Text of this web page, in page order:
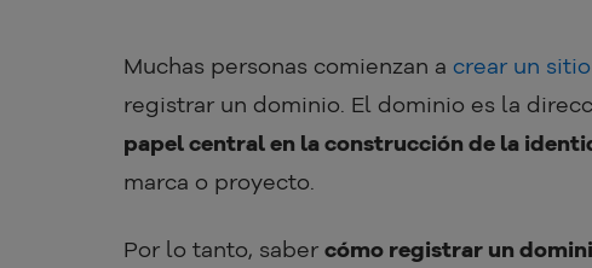
Muchas personas comienzan a crear un
registrar un dominio. El dominio es la
papel central en la construcción de la
marca o proyecto.
Por lo tanto, saber cómo registrar un